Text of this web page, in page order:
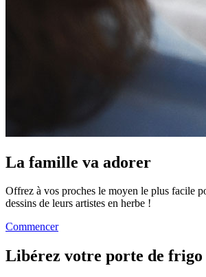
La famille va adorer
Offrez à vos proches le moyen le plus facile
dessins de leurs artistes en herbe !
Commencer
Libérez votre porte de frigo